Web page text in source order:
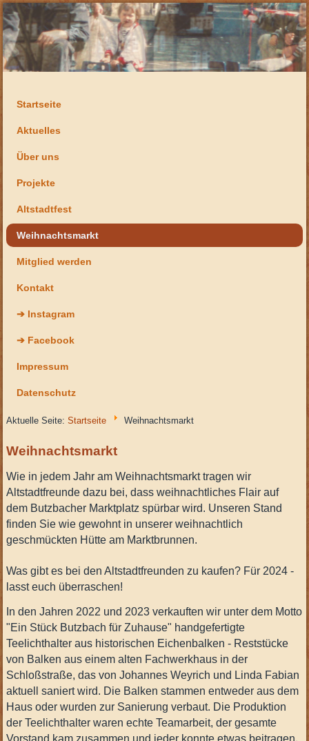
Startseite
Aktuelles
Über uns
Projekte
Altstadtfest
Weihnachtsmarkt
Mitglied werden
Kontakt
➔ Instagram
➔ Facebook
Impressum
Datenschutz
Aktuelle Seite:Startseite Weihnachtsmarkt
Weihnachtsmarkt
Wie in jedem Jahr am Weihnachtsmarkt tragen wir
Altstadtfreunde dazu bei, dass weihnachtliches Flair auf
dem Butzbacher Marktplatz spürbar wird. Unseren Stand
finden Sie wie gewohnt in unserer weihnachtlich
geschmückten Hütte am Marktbrunnen.
Was gibt es bei den Altstadtfreunden zu kaufen? Für 2024 -
lasst euch überraschen!
In den Jahren 2022 und 2023 verkauften wir unter dem Motto
"Ein Stück Butzbach für Zuhause" handgefertigte
Teelichthalter aus historischen Eichenbalken - Reststücke
von Balken aus einem alten Fachwerkhaus in der
Schloßstraße, das von Johannes Weyrich und Linda Fabian
aktuell saniert wird. Die Balken stammen entweder aus dem
Haus oder wurden zur Sanierung verbaut. Die Produktion
der Teelichthalter waren echte Teamarbeit, der gesamte